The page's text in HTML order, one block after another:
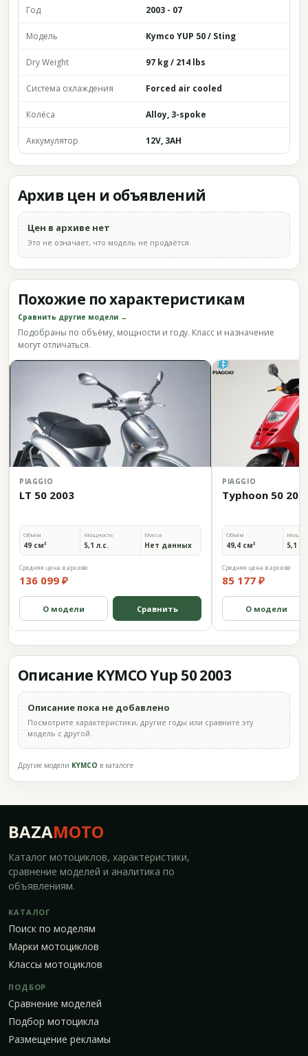
Год 2003 - 07
Модель Kymco YUP 50 / Sting
Dry Weight 97 kg / 214 lbs
Система охлаждения Forced air cooled
Колёса Alloy, 3-spoke
Аккумулятор 12V, 3AH
Архив цен и объявлений
Цен в архиве нет
Это не означает, что модель не продаётся.
Похожие по характеристикам
Сравнить другие модели →
Подобраны по объёму, мощности и году. Класс и назначение
могут отличаться.
PIAGGIO
LT 50 2003
Объём
49 см³
Мощность
5,1 л.с.
Масса
Нет данных
Средняя цена в архиве
136 099 ₽
О модели Сравнить
PIAGGIO
Typhoon 50
Объём
49,4 см³ 5,1
Средняя цена в архиве
85 177 ₽
О модели
Описание KYMCO Yup 50 2003
Описание пока не добавлено
Посмотрите характеристики, другие годы или сравните эту
модель с другой.
Другие модели KYMCO в каталоге
BAZAMOTO
Каталог мотоциклов, характеристики,
сравнение моделей и аналитика по
объявлениям.
КАТАЛОГ
Поиск по моделям
Марки мотоциклов
Классы мотоциклов
ПОДБОР
Сравнение моделей
Подбор мотоцикла
Размещение рекламы